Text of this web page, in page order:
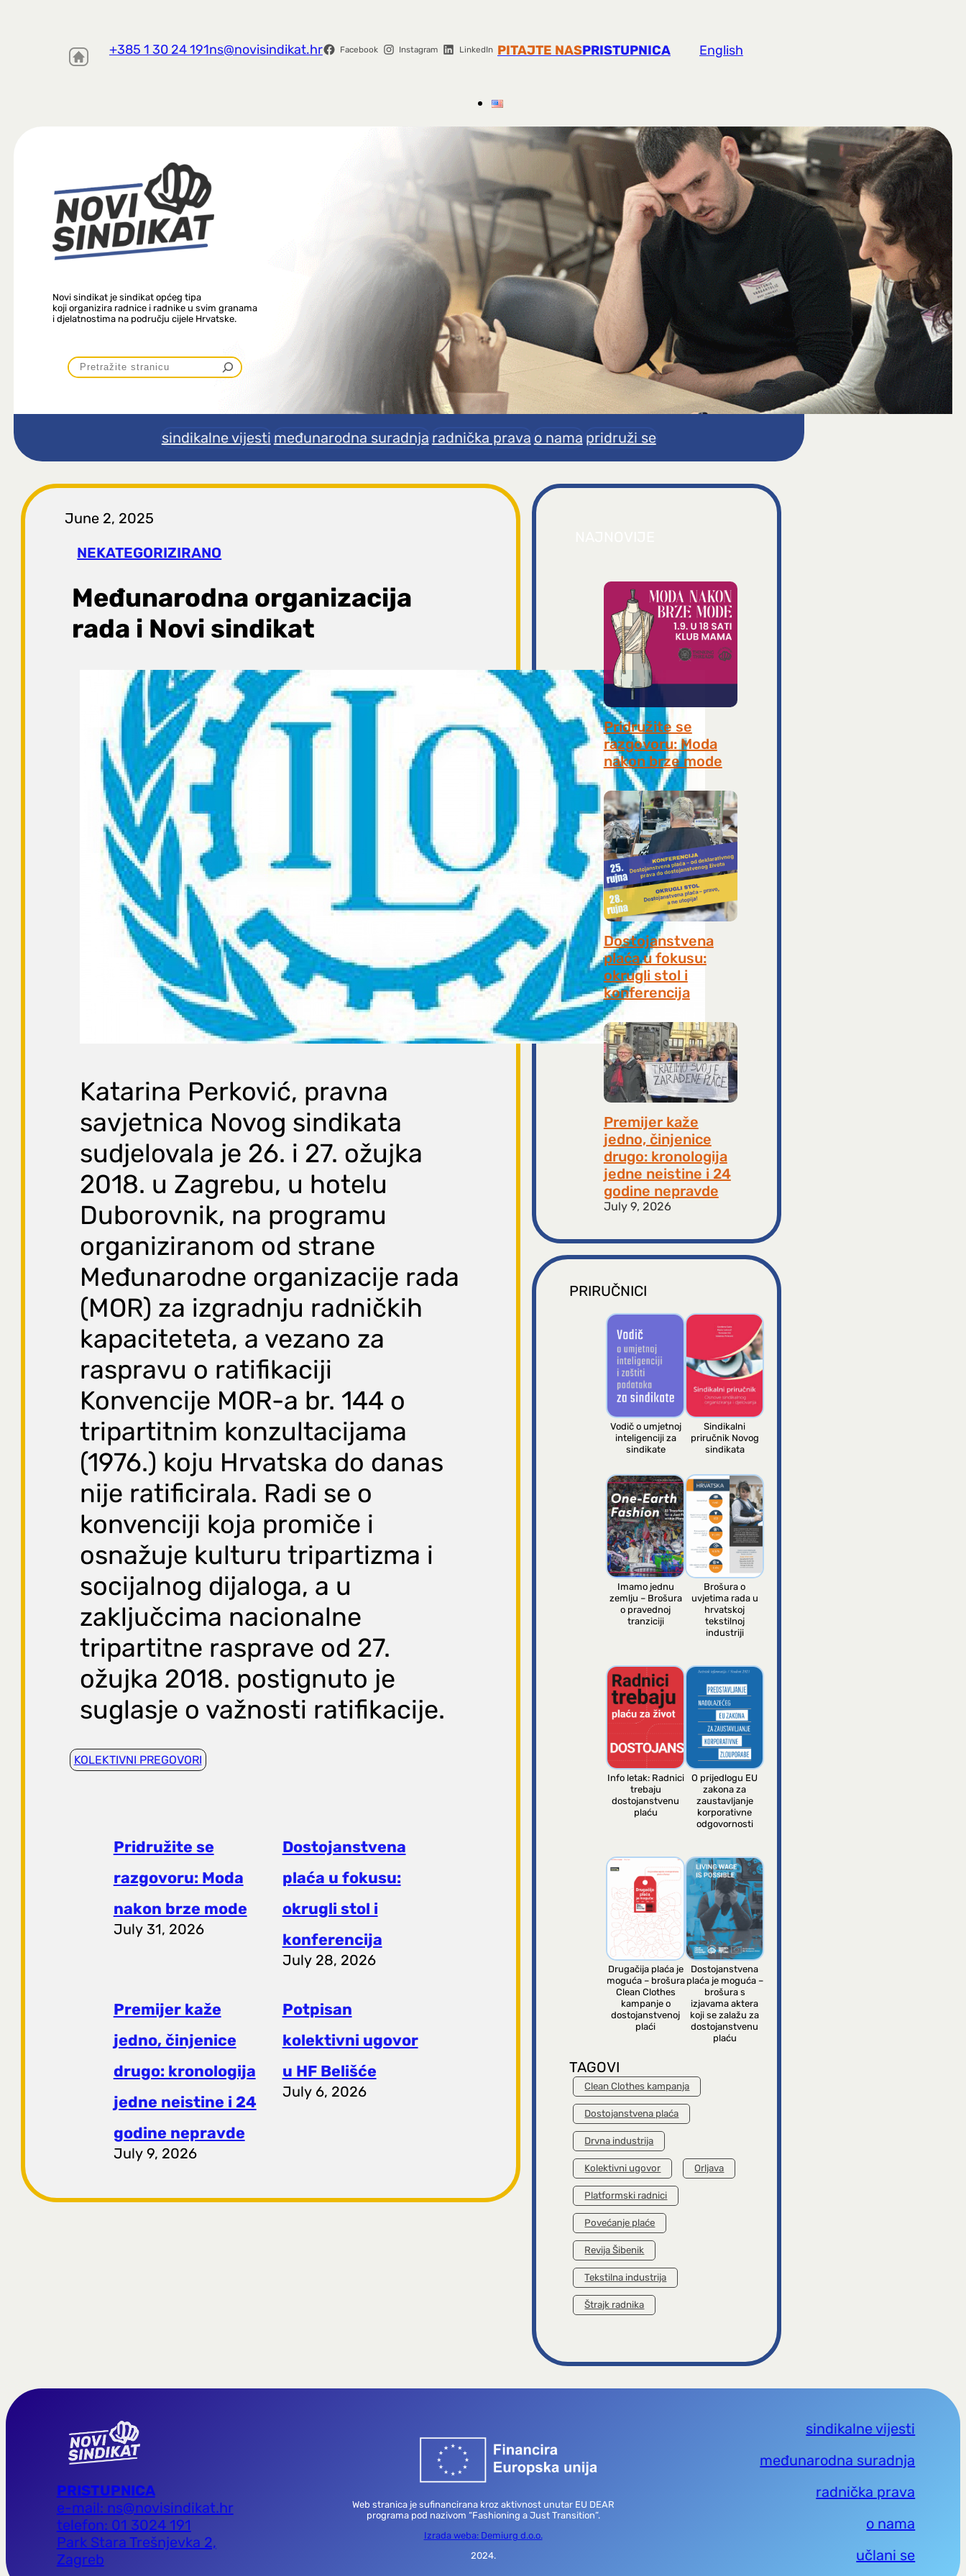
+385 1 30 24 191ns@novisindikat.hr Facebook Instagram LinkedIn PITAJTE NASPRISTUPNICA English
Novi sindikat je sindikat općeg tipa
koji organizira radnice i radnike u svim granama
i djelatnostima na području cijele Hrvatske.
P
r
t
r
a
g
a
sindikalne vijesti međunarodna suradnja radnička prava o nama pridruži se
June 2, 2025
NEKATEGORIZIRANO
Međunarodna organizacija
rada i Novi sindikat
Katarina Perković, pravna
savjetnica Novog sindikata
sudjelovala je 26. i 27. ožujka
2018. u Zagrebu, u hotelu
Duborovnik, na programu
organiziranom od strane
Međunarodne organizacije rada
(MOR) za izgradnju radničkih
kapaciteteta, a vezano za
raspravu o ratifikaciji
Konvencije MOR-a br. 144 o
tripartitnim konzultacijama
(1976.) koju Hrvatska do danas
nije ratificirala. Radi se o
konvenciji koja promiče i
osnažuje kulturu tripartizma i
socijalnog dijaloga, a u
zaključcima nacionalne
tripartitne rasprave od 27.
ožujka 2018. postignuto je
suglasje o važnosti ratifikacije.
KOLEKTIVNI PREGOVORI
Pridružite se
razgovoru: Moda
nakon brze mode
July 31, 2026
Dostojanstvena
plaća u fokusu:
okrugli stol i
konferencija
July 28, 2026
Premijer kaže
jedno, činjenice
drugo: kronologija
jedne neistine i 24
godine nepravde
July 9, 2026
Potpisan
kolektivni ugovor
u HF Belišće
July 6, 2026
Pridružite se
razgovoru: Moda
nakon brze mode
July 31, 2026
Dostojanstvena
plaća u fokusu:
okrugli stol i
konferencija
July 28, 2026
Premijer kaže
jedno, činjenice
drugo: kronologija
jedne neistine i 24
godine nepravde
July 9, 2026
PRIRUČNICI
Vodič o umjetnoj
inteligenciji za
sindikate
Sindikalni
priručnik Novog
sindikata
Imamo jednu
zemlju – Brošura
o pravednoj
tranziciji
Brošura o
uvjetima rada u
hrvatskoj
tekstilnoj
industriji
Info letak: Radnici
trebaju
dostojanstvenu
plaću
O prijedlogu EU
zakona za
zaustavljanje
korporativne
odgovornosti
Drugačija plaća je
moguća – brošura
Clean Clothes
kampanje o
dostojanstvenoj
plaći
Dostojanstvena
plaća je moguća –
brošura s
izjavama aktera
koji se zalažu za
dostojanstvenu
plaću
TAGOVI
Clean Clothes kampanja
Dostojanstvena plaća
Drvna industrija
Kolektivni ugovor Orljava
Platformski radnici
Povećanje plaće
Revija Šibenik
Tekstilna industrija
Štrajk radnika
PRISTUPNICA
e-mail: ns@novisindikat.hr
telefon: 01 3024 191
Park Stara Trešnjevka 2,
Zagreb
Web stranica je sufinancirana kroz aktivnost unutar EU DEAR
programa pod nazivom “Fashioning a Just Transition”.
Izrada weba: Demiurg d.o.o.
2024.
sindikalne vijesti
međunarodna suradnja
radnička prava
o nama
učlani se